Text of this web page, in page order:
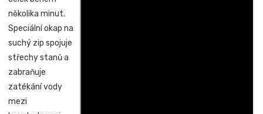
několika minut.
Speciální okap na
suchý zip spojuje
střechy stanů a
zabraňuje
zatékání vody
mezi